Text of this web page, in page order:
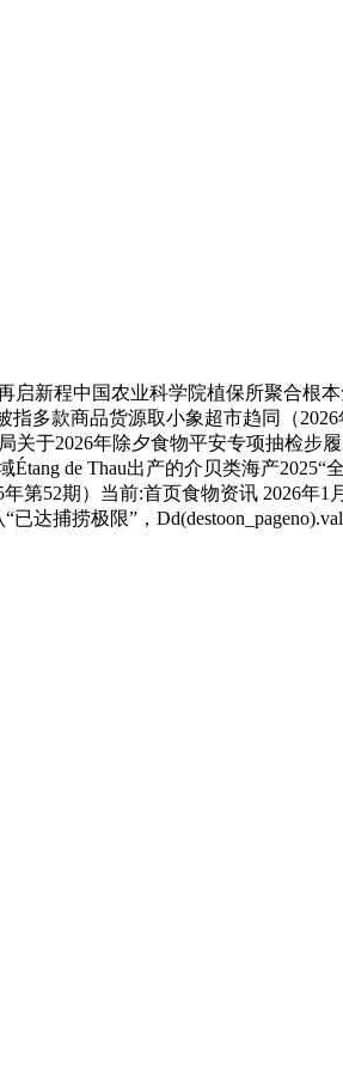
新程中国农业科学院植保所聚合根
指多款商品货源取小象超市趋同（
于2026年除夕食物平安专项抽检步
de Thau出产的介贝类海产
52期）当前:首页食物资讯 2026年
达捕捞极限”，